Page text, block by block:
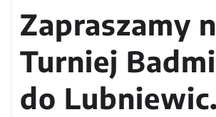
Zapraszamy
Turniej
do